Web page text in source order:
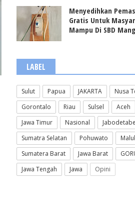
Menyedihkan
Gratis Untuk
Mampu Di SBD
LABEL
Sulut Papua JAKARTA
Nusa
Gorontalo
Riau Sulsel Aceh
Jawa Timur
Nasional
Sumatra Selatan
Pohuwato
Sumatera Barat
Jawa Barat
Jawa Tengah
Jawa Opini